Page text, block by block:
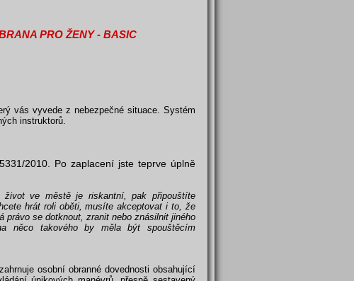
PRO ŽENY - BASIC
vás vyvede z nebezpečné situace. Systém
instruktorů.
2010. Po zaplacení jste teprve úplně
ve městě je riskantní, pak připouštíte
hrát roli oběti, musíte akceptovat i to, že
právo se dotknout, zranit nebo znásilnit jiného
něco takového by měla být spouštěcím
osobní obranné dovednosti obsahující